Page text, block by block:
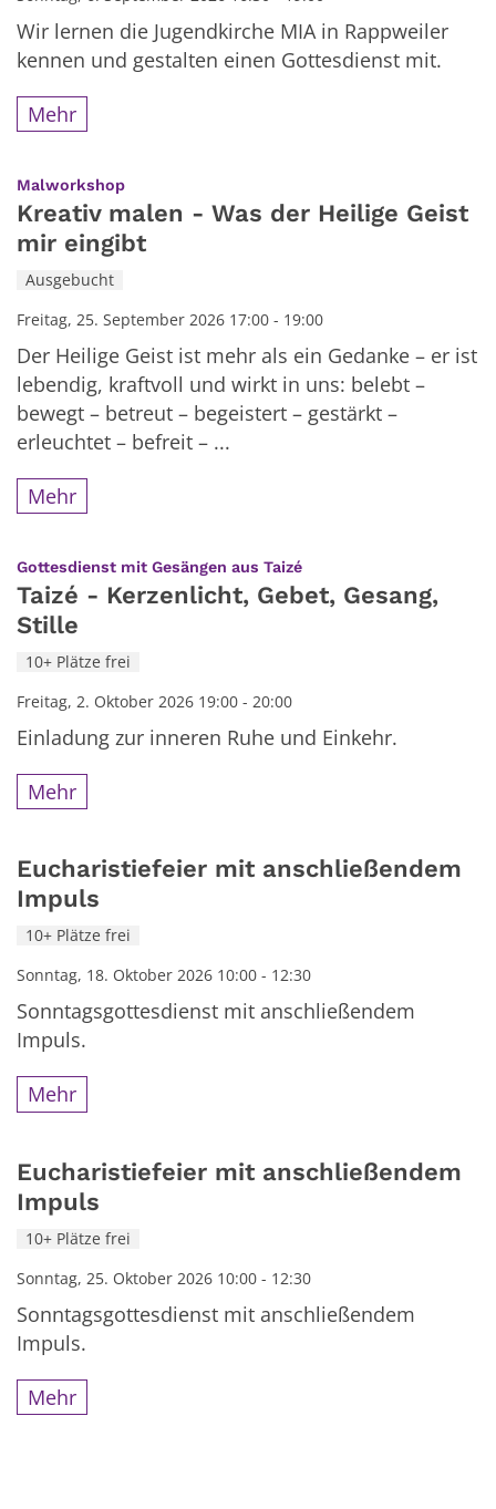
Wir lernen die Jugendkirche MIA in Rappweiler
kennen und gestalten einen Gottesdienst mit.
Mehr
Malworkshop:
Kreativ malen - Was der Heilige Geist
mir eingibt
Ausgebucht
Freitag, 25. September 2026 17:00 - 19:00
Der Heilige Geist ist mehr als ein Gedanke – er ist
lebendig, kraftvoll und wirkt in uns: belebt –
bewegt – betreut – begeistert – gestärkt –
erleuchtet – befreit – ...
Mehr
Gottesdienst mit Gesängen aus Taizé:
Taizé - Kerzenlicht, Gebet, Gesang,
Stille
10+ Plätze frei
Freitag, 2. Oktober 2026 19:00 - 20:00
Einladung zur inneren Ruhe und Einkehr.
Mehr
Eucharistiefeier mit anschließendem
Impuls
10+ Plätze frei
Sonntag, 18. Oktober 2026 10:00 - 12:30
Sonntagsgottesdienst mit anschließendem
Impuls.
Mehr
Eucharistiefeier mit anschließendem
Impuls
10+ Plätze frei
Sonntag, 25. Oktober 2026 10:00 - 12:30
Sonntagsgottesdienst mit anschließendem
Impuls.
Mehr